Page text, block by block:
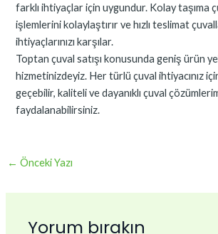
farklı ihtiyaçlar için uygundur. Kolay taşıma
işlemlerini kolaylaştırır ve hızlı teslimat
ihtiyaçlarınızı karşılar.
Toptan çuval satışı konusunda geniş ürün
hizmetinizdeyiz. Her türlü çuval ihtiyacınız
geçebilir, kaliteli ve dayanıklı çuval
faydalanabilirsiniz.
← Önceki Yazı
Yorum bırakın